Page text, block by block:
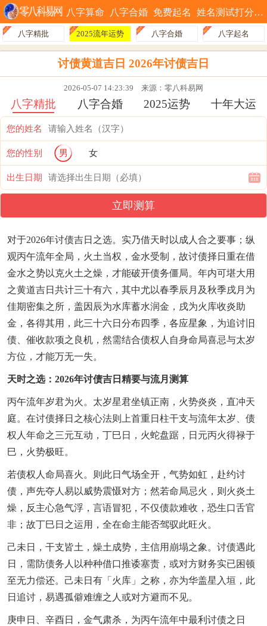
八字算命 八字合婚 免费起名 姓名测试打分
八字精批 2025流年运势 八字合婚 八字起名
讨债黄道吉日 2026年讨债吉日
2026-05-07 14:23:39 来源：零八科易网
八字精批 八字合婚 2025运势 十年大运
您的姓名
您的性别 男 女
出生日期
立即测算
对于2026年讨债吉日之选。实乃借天时以成人合之要事；纵
观丙午流年全局，火土当权，金水受制，故讨债择日重在借
金水之势以克火土之燥，才能破开债务僵局。年内可堪大用
之黄道吉日共计三十有六，其中尤以春季辰月及秋季戌月为
佳期密集之所，盖因辰为水库蓄水润金，戌为火库收炎助
金，各得其用，此三十六日分布四季，各应星象，为追讨旧
债、催收款项之良机，然需结合债权人自身命局喜忌与太岁
方位，才能万无一失。
天时之选：2026年讨债吉日精要与流月测算
丙午流年岁君为火。太岁星君坐镇正南，火势炎炎，直冲天
庭。在讨债择日之核心法则上首重日柱干支与流年太岁、债
权人年命之三元互动，丁巳日，火蛇盘踞，日元丙火得禄于
巳，火势极旺。
若债权人命局喜火。则此日气场全开，气势如虹，赴约讨
债，声先夺人易以威势震慑对方；然若命局忌火，则火炎土
燥，反主心急气浮，言语冒犯，不仅债款难收，恐生口舌官
非；故丁巳日之运用，全在命主能否驾驭此旺火。
己未日，干支皆土，燥土成势，主信用崩塌之象。讨债遇此
日，需防债务人以种种借口推诿塞责，或对方财务实已困顿
至无力偿还。己未日有「火库」之称，亦为华盖星入垣，此
日追讨，易遇孤僻难缠之人或对方避而不见。
庚申日、辛酉日，金气肃杀，为丙午流年中最利讨债之日